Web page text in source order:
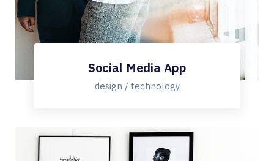
Social Media App
design / technology